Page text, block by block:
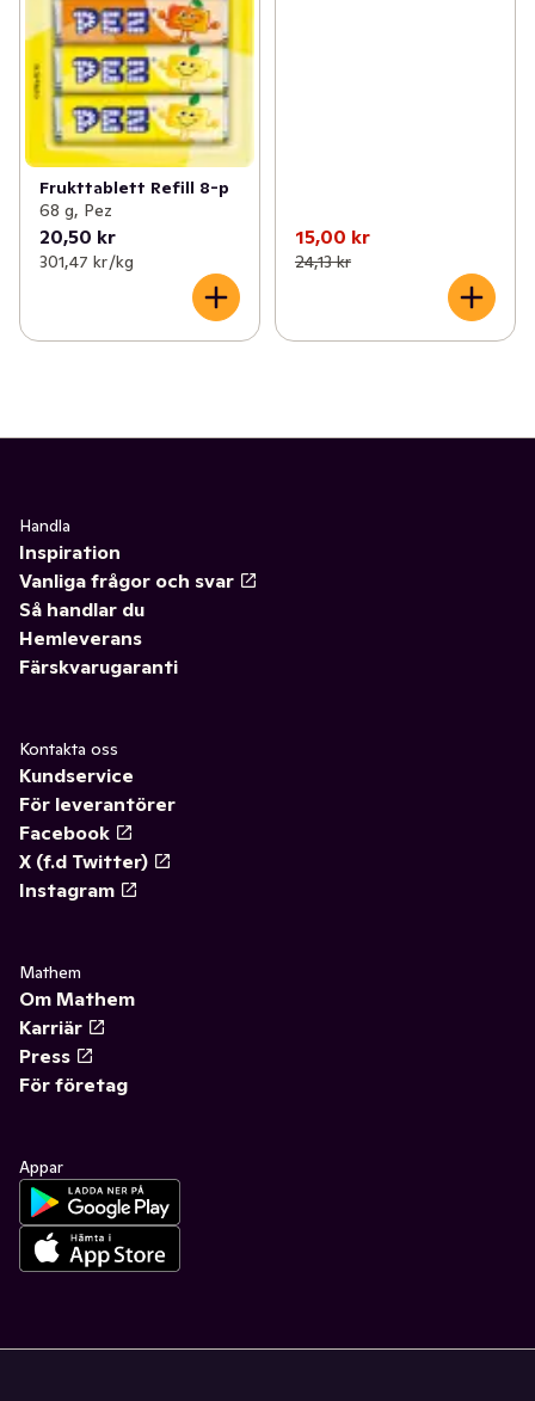
Frukttablett Refill 8-p
68 g, Pez
20,50 kr
301,47 kr /kg
15,00 kr
24,13 kr
Handla
Inspiration
Vanliga frågor och svar
Så handlar du
Hemleverans
Färskvarugaranti
Kontakta oss
Kundservice
För leverantörer
Facebook
X (f.d Twitter)
Instagram
Mathem
Om Mathem
Karriär
Press
För företag
Appar